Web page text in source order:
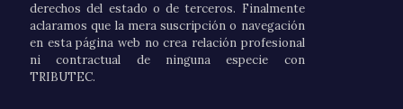
derechos del estado o de terceros. Finalmente
aclaramos que la mera suscripción o navegación
en esta página web no crea relación profesional
ni contractual de ninguna especie con
TRIBUTEC.